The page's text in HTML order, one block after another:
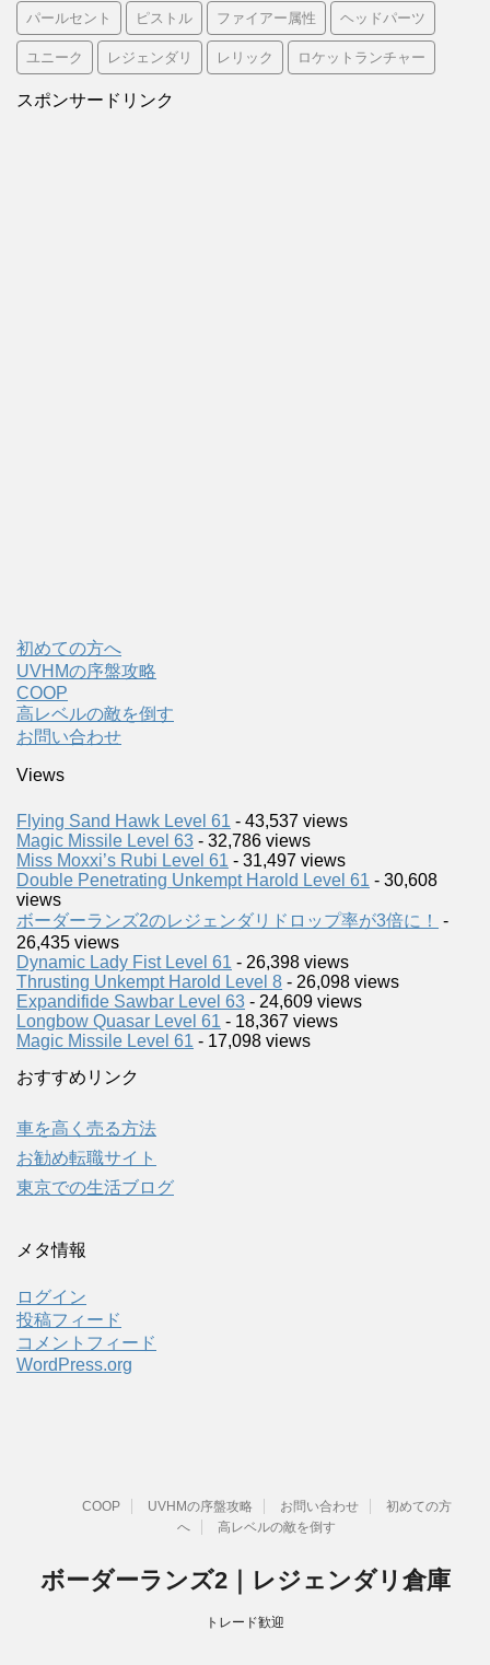
パールセント ピストル ファイアー属性 ヘッドパーツ
ユニーク レジェンダリ レリック ロケットランチャー
スポンサードリンク
初めての方へ
UVHMの序盤攻略
COOP
高レベルの敵を倒す
お問い合わせ
Views
Flying Sand Hawk Level 61 - 43,537 views
Magic Missile Level 63 - 32,786 views
Miss Moxxi’s Rubi Level 61 - 31,497 views
Double Penetrating Unkempt Harold Level 61 - 30,608
views
ボーダーランズ2のレジェンダリドロップ率が3倍に！
-
26,435 views
Dynamic Lady Fist Level 61 - 26,398 views
Thrusting Unkempt Harold Level 8 - 26,098 views
Expandifide Sawbar Level 63 - 24,609 views
Longbow Quasar Level 61 - 18,367 views
Magic Missile Level 61 - 17,098 views
おすすめリンク
車を高く売る方法
お勧め転職サイト
東京での生活ブログ
メタ情報
ログイン
投稿フィード
コメントフィード
WordPress.org
COOP UVHMの序盤攻略 お問い合わせ
初めての方
へ
高レベルの敵を倒す
ボーダーランズ2｜レジェンダリ倉庫
トレード歓迎